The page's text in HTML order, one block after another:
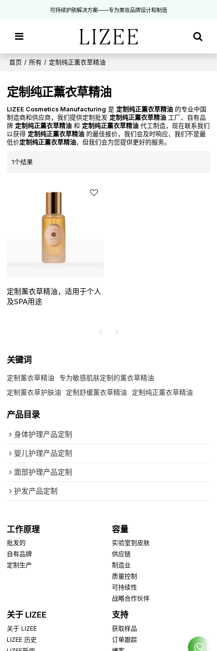
可持续护肤解决方案——专为美妆品牌设计和制造
首页 / 所有 / 定制纯正薰衣草精油
定制纯正薰衣草精油
LIZEE Cosmetics Manufacturing 是 定制纯正薰衣草精油 的专业中国
制造商和供应商，我们提供定制批发 定制纯正薰衣草精油 工厂、自有品
牌 定制纯正薰衣草精油 和 定制纯正薰衣草精油 代工制造，现在联系我们
以获得 定制纯正薰衣草精油 的最佳报价，我们会及时响应，我们不是最
低价定制纯正薰衣草精油，但我们会为您提供更好的服务。
1个结果
定制薰衣草精油，适用于个人
及SPA用途
关键词
定制薰衣草精油
专为敏感肌肤定制的薰衣草精油
定制薰衣草护肤油
定制舒缓薰衣草精油 定制纯正薰衣草精油
产品目录
身体护理产品定制
婴儿护理产品定制
面部护理产品定制
护发产品定制
工作原理
批发的
自有品牌
定制生产
容量
实验室到皮肤
供应链
制造业
质量控制
可持续性
战略合作伙伴
关于 LIZEE
关于 LIZEE
LIZEE 历史
支持
获取样品
订单跟踪